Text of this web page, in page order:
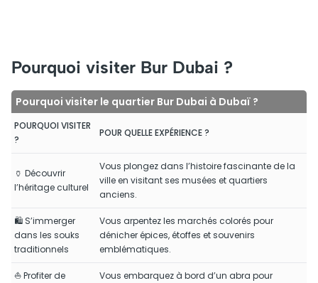
Pourquoi visiter Bur Dubai ?
Pourquoi visiter le quartier Bur Dubai à Dubaï ?
POURQUOI VISITER
?
POUR QUELLE EXPÉRIENCE ?
🏺 Découvrir
l’héritage culturel
Vous plongez dans l’histoire fascinante de la
ville en visitant ses musées et quartiers
anciens.
🛍 S’immerger
dans les souks
traditionnels
Vous arpentez les marchés colorés pour
dénicher épices, étoffes et souvenirs
emblématiques.
⛵ Profiter de
Vous embarquez à bord d’un abra pour